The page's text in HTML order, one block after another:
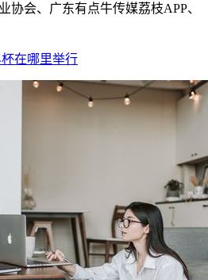
协会、广东有点牛传媒荔枝APP、
在哪里举行